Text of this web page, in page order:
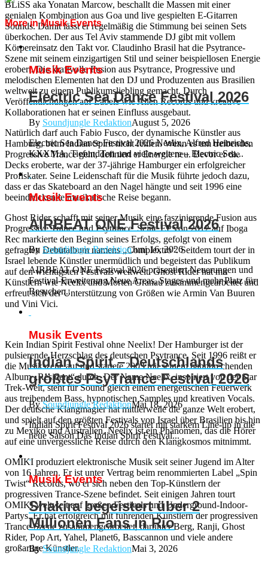
BLiSS aka Yonatan Marcow, beschallt die Massen mit einer
genialen Kombination aus Goa und live gespielten E-Gitarren
Sounds. Damit lässt er regelmäßig die Stimmung bei seinen Sets
überkochen. Der aus Tel Aviv stammende DJ gibt mit vollem
Körpereinsatz den Takt vor. Claudinho Brasil hat die Psytrance-
Szene mit seinem einzigartigen Stil und seiner beispiellosen Energie
erobert. Die kraftvolle Fusion aus Psytrance, Progressive und
melodischen Elementen hat den DJ und Produzenten aus Brasilien
weltweit zu einem Publikumsliebling gemacht. Durch
Veröffentlichungen auf Labels wie Alien Records und kreative
Kollaborationen hat er seinen Einfluss ausgebaut.
Natürlich darf auch Fabio Fusco, der dynamische Künstler aus
Hamburg, beim Indian Spirit nicht fehlen. Wenn es um treibenden
Progressive Trance geht, definiert er Energie neu. Bevor er die
Decks eroberte, war der 37-jährige Hamburger ein erfolgreicher
Profiskater. Seine Leidenschaft für die Musik führte jedoch dazu,
dass er das Skateboard an den Nagel hängte und seit 1996 eine
beeindruckende musikalische Reise begann.
Ghost Rider schafft mit seiner Musik eine faszinierende Fusion aus
Progressive Trance und Psytrance. Seine EP von 2012 auf Iboga
Rec markierte den Beginn seines Erfolgs, gefolgt von einem
gefragten Debütalbum namens „Complextro“. Seitdem tourt der in
Israel lebende Künstler unermüdlich und begeistert das Publikum
auf den wichtigsten Festivals weltweit. Ghost Rider hat mit
Künstlern wie Neelix und Morten Granau zusammengearbeitet und
erfreut sich der Unterstützung von Größen wie Armin Van Buuren
und Vini Vici.
Kein Indian Spirit Festival ohne Neelix! Der Hamburger ist der
pulsierende Herzschlag des deutschen Psytrance. Seit 1996 reißt er
die Musikszene auf und startete 2003 mit seinem bahnbrechenden
Album „Resident“ durch. Der Name Neelix, inspiriert von der Star
Trek-Welt, steht für Sound gleich einem energetischen Feuerwerk
aus treibendem Bass, hypnotischen Samples und kreativen Vocals.
Der deutsche Klangmagier hat mittlerweile die ganze Welt erobert,
und spielt auf den größten Festivals von Israel über Brasilien bis hin
zu Mexiko und Australien. Neelix ist ein Phänomen, das die Hörer
auf eine unvergessliche Reise durch den Klangkosmos mitnimmt.
OMIKI produziert elektronische Musik seit seiner Jugend im Alter
von 16 Jahren. Er ist unter Vertrag beim renommierten Label „Spin
Twist“ Records, wo er sich neben den Top-Künstlern der
progressiven Trance-Szene befindet. Seit einigen Jahren tourt
OMIKI weltweit auf großen Festivals und Underground-Indoor-
Partys. Er hat erfolgreich mit führenden Künstlern der progressiven
Trance-Szene zusammengearbeitet, darunter Berg, Ranji, Ghost
Rider, Pop Art, Yahel, Planet6, Basscannon und viele andere
großartige Künstler.
More in Musik Events
Musik Events
Electric Sea Dance Festival 2026
By Soundjungle RedaktionAugust 5, 2026
Electric Sea Dance Festival 2026 Neelix, Alfred Heinrichs,
KXXMA, TiefundTon und viele weitere – Electric Sea...
Musik Events
AIRBEAT ONE Festival 2026
By Soundjungle RedaktionJuni 16, 2026
AIRBEAT ONE Festival 2026 präsentiert Neuerungen und
Festival-Erweiterung Neue Areas, Stages und mehr Platz für
Besucher...
Musik Events
Indian Spirit – Deutschlands
größtes PsyTrance Festival 2026
BySoundjungle RedaktionMai 18, 2026
Indian Spirit Festival 2026 startet mit starkem Line-up in die
neue Saison Das Indian Spirit Festival...
Musik Events
Shakira begeistert über 2
Millionen Fans in Rio
BySoundjungle RedaktionMai 3, 2026